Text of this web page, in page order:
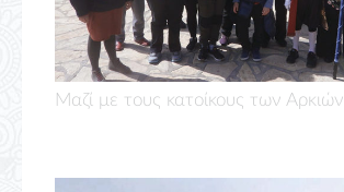
Μαζί με τους κατοίκους των Αρκιών